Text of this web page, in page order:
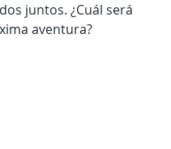
juntos. ¿Cuál será
aventura?